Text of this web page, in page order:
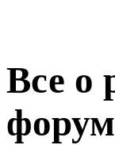
Все о
форум